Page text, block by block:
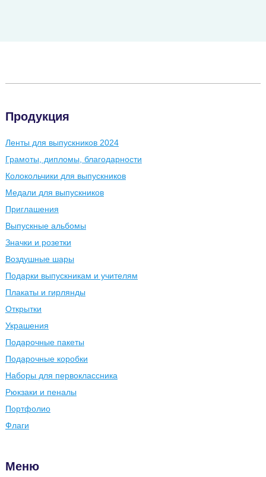
Продукция
Ленты для выпускников 2024
Грамоты, дипломы, благодарности
Колокольчики для выпускников
Медали для выпускников
Приглашения
Выпускные альбомы
Значки и розетки
Воздушные шары
Подарки выпускникам и учителям
Плакаты и гирлянды
Открытки
Украшения
Подарочные пакеты
Подарочные коробки
Наборы для первоклассника
Рюкзаки и пеналы
Портфолио
Флаги
Меню